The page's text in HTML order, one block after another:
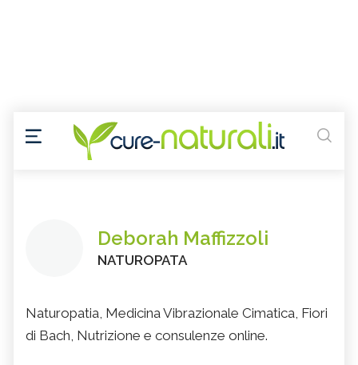
Deborah Maffizzoli
NATUROPATA
Naturopatia, Medicina Vibrazionale Cimatica, Fiori
di Bach, Nutrizione e consulenze online.